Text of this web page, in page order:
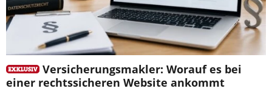
Versicherungsmakler: Worauf es bei
einer rechtssicheren Website ankommt